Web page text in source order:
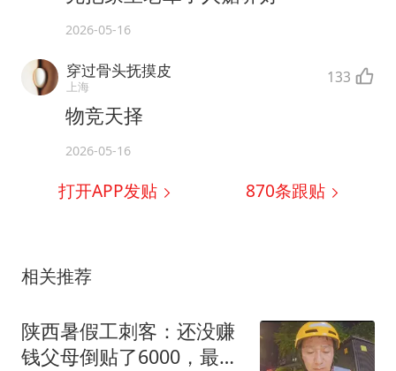
2026-05-16
穿过骨头抚摸皮
上海 133
物竞天择
2026-05-16
打开APP发贴 870条跟贴
相关推荐
陕西暑假工刺客：还没赚
钱父母倒贴了6000，最后